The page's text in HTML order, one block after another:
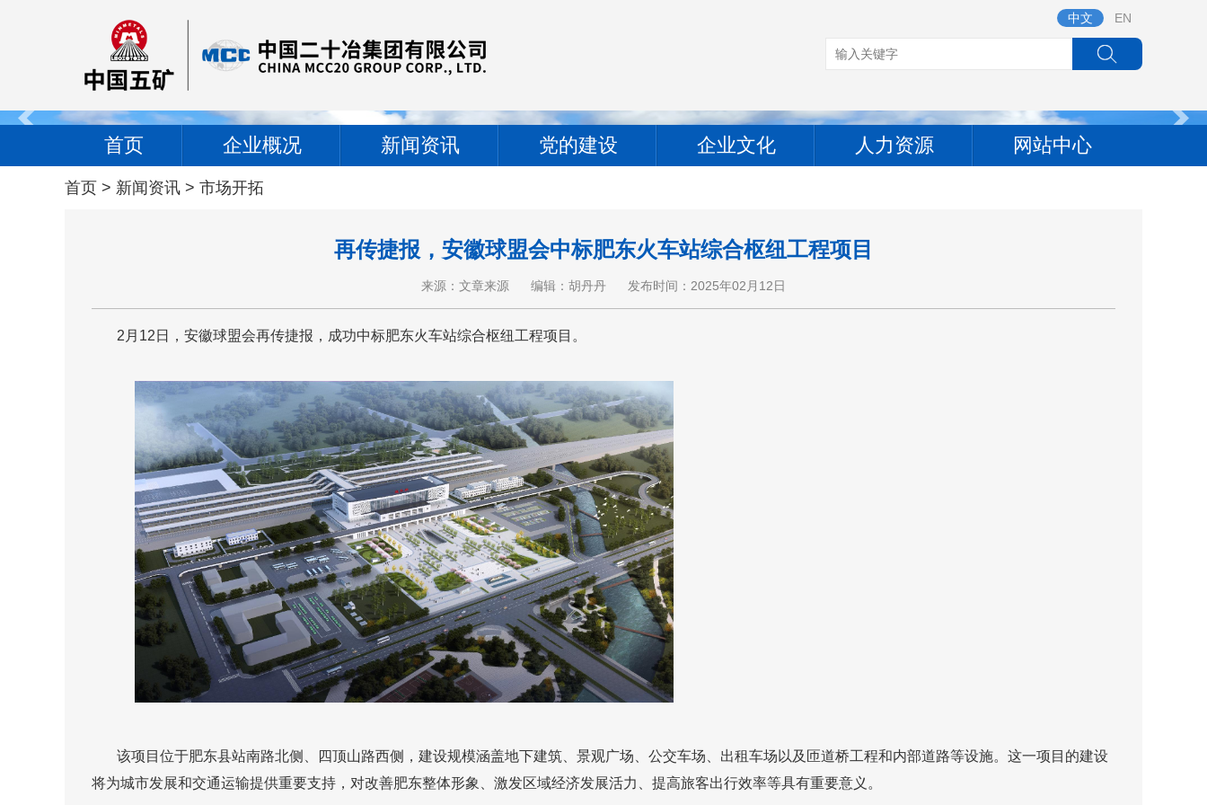
中文 EN
首页 企业概况 新闻资讯 党的建设 企业文化 人力资源 网站中心
首页 > 新闻资讯 > 市场开拓
再传捷报，安徽球盟会中标肥东火车站综合枢纽工程项目
来源：文章来源 编辑：胡丹丹 发布时间：2025年02月12日
 2月12日，安徽球盟会再传捷报，成功中标肥东火车站综合枢纽工程项目。
该项目位于肥东县站南路北侧、四顶山路西侧，建设规模涵盖地下建筑、景观广场、公交车场、出租车场以及匝道桥工程和内部道路等设施。这一项目的建设
将为城市发展和交通运输提供重要支持，对改善肥东整体形象、激发区域经济发展活力、提高旅客出行效率等具有重要意义。